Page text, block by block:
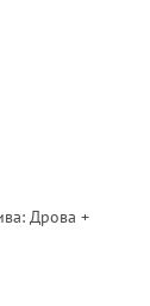
Дрова +